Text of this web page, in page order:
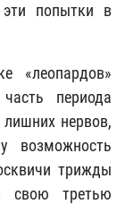
эти попытки в
«леопардов»
периода
нервов,
возможность
трижды
свою третью